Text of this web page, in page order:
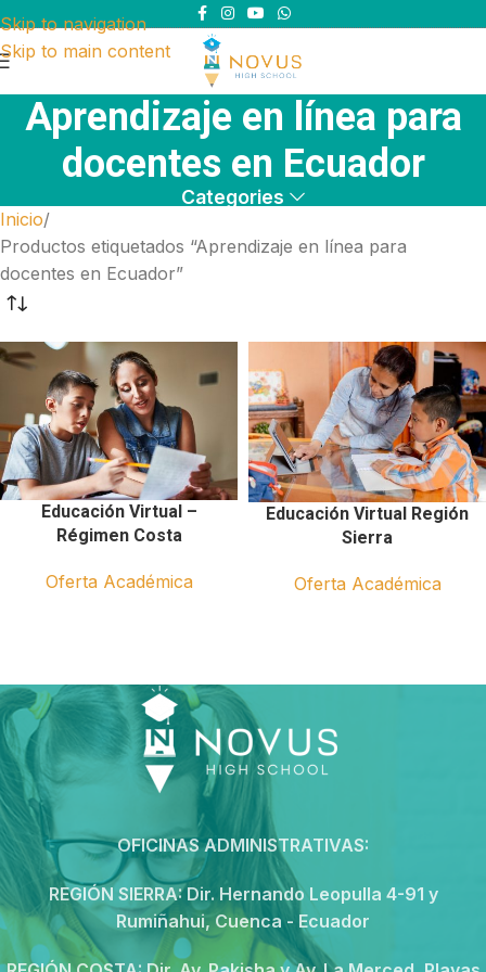
Skip to navigation
Skip to main content
Aprendizaje en línea para
docentes en Ecuador
Categories
Inicio
Productos etiquetados “Aprendizaje en línea para
docentes en Ecuador”
Educación Virtual –
Régimen Costa
Oferta Académica
Educación Virtual Región
Sierra
Oferta Académica
OFICINAS ADMINISTRATIVAS:
REGIÓN SIERRA:Dir. Hernando Leopulla 4-91 y
Rumiñahui, Cuenca - Ecuador